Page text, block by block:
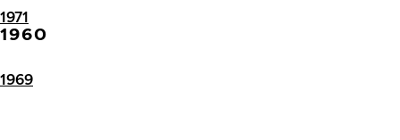
1971
1960
1969